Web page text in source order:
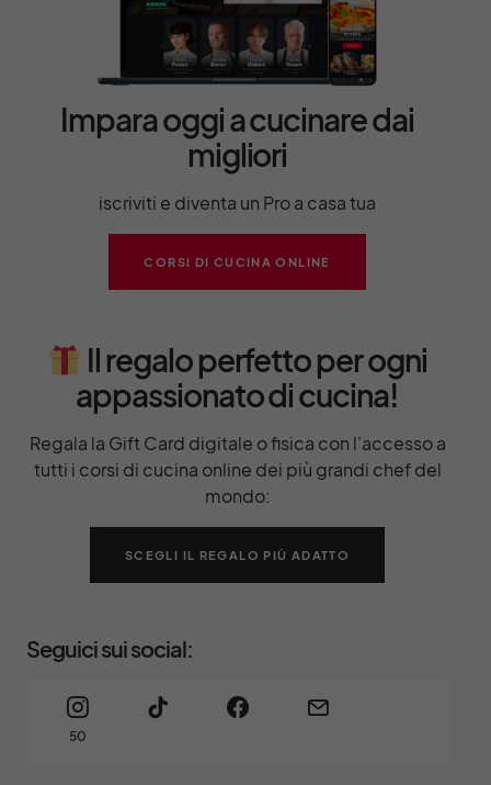
Impara oggi a cucinare dai
migliori
iscriviti e diventa un Pro a casa tua
CORSI DI CUCINA ONLINE
Il regalo perfetto per ogni
appassionato di cucina!
Regala la Gift Card digitale o fisica con l'accesso a
tutti i corsi di cucina online dei più grandi chef del
mondo:
SCEGLI IL REGALO PIÙ ADATTO
Seguici sui social:
50